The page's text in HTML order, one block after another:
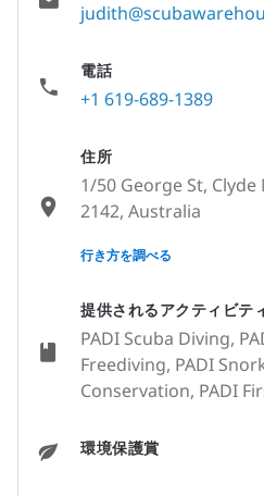
提供されるアクティビテ
PADI Scuba Diving,
Freediving, PADI
Conservation, PADI
環境保護賞
電話
+1 619-689-1389
住所
1/50 George St,
2142, Australia
None
行き方を調べる